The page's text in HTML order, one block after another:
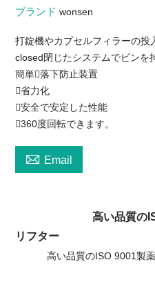
ブランドwonsen
打錠機やカプセルフィラーの投
closed閉じたシステムでビンを
簡単落下防止装置
省力化
安全で安定した性能
360度回転できます。
 Email
高い品質のISO
リフター
高い品質のISO 9001製